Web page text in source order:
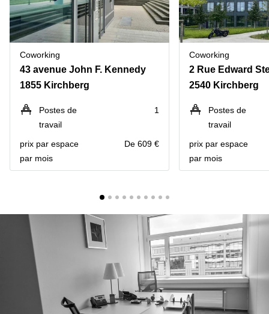
Salles
de
réunion
Bureau
virtuel
Bertrange
Sandweiler
Bertrange
Centre
d'affaires
Luxembourg
Bureaux
Esch-sur-
Сoworking
Sandweiler
Bureaux
Bureaux
Sandweiler
Bureaux
Luxembourg
Centres
d’affaires
Bertrange
Connexion
Choisissez une langue
Luxembourg
Coworking
43 avenue John F. Kennedy
1855 Kirchberg
Postes de
travail
1
prix par espace
par mois
De 609 €
Coworking
2540 Kirchberg
Postes de
travail
prix par espace
par mois